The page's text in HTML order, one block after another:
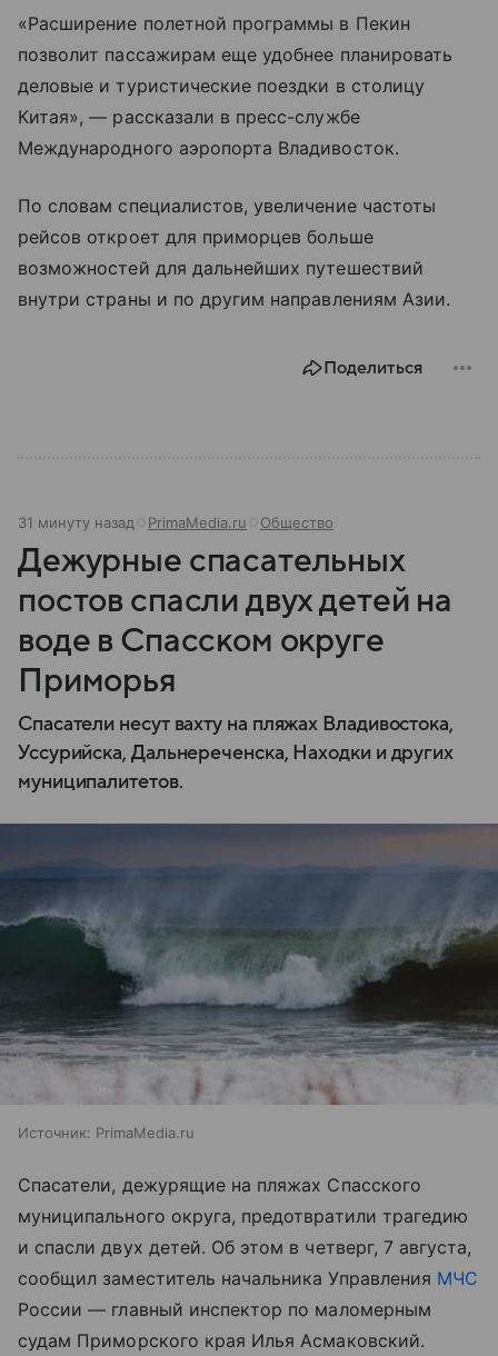
«Расширение полетной программы в Пекин
позволит пассажирам еще удобнее планировать
деловые и туристические поездки в столицу
Китая», — рассказали в пресс-службе
Международного аэропорта Владивосток.
По словам специалистов, увеличение частоты
рейсов откроет для приморцев больше
возможностей для дальнейших путешествий
внутри страны и по другим направлениям Азии.
Поделиться
31 минуту назад PrimaMedia.ru Общество
Дежурные спасательных
постов спасли двух детей на
воде в Спасском округе
Приморья
Спасатели несут вахту на пляжах Владивостока,
Уссурийска, Дальнереченска, Находки и других
муниципалитетов.
Источник: PrimaMedia.ru
Спасатели, дежурящие на пляжах Спасского
муниципального округа, предотвратили трагедию
и спасли двух детей. Об этом в четверг, 7 августа,
сообщил заместитель начальника Управления МЧС
России — главный инспектор по маломерным
судам Приморского края Илья Асмаковский.